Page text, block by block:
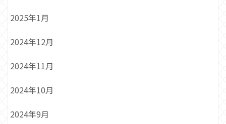
2025年1月
2024年12月
2024年11月
2024年10月
2024年9月